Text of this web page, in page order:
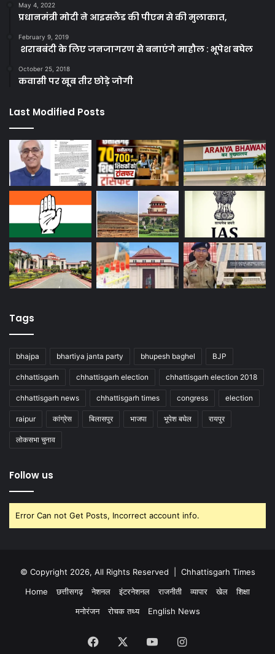
May 4, 2022
प्रधानमंत्री मोदी ने आइसलैंड की पीएम से की मुलाकात,
February 9, 2019
शराबबंदी के लिए जनजागरण से बनाएंगे माहौल : भूपेश बघेल
October 25, 2018
कवासी पर खूब तीर छोड़े जोगी
Last Modified Posts
Tags
bhajpa bhartiya janta party bhupesh baghel BJP
chhattisgarh chhattisgarh election chhattisgarh election 2018
chhattisgarh news chhattisgarh times congress election
raipur कांग्रेस बिलासपुर भाजपा भूपेश बघेल रायपुर
लोकसभा चुनाव
Follow us
Error Can not Get Posts, Incorrect account info.
© Copyright 2026, All Rights Reserved | Chhattisgarh Times
Home
छत्तीसगढ़ नेशनल इंटरनेशनल राजनीती व्यापार खेल
शिक्षा
मनोरंजन
रोचक तथ्य English News
Facebook YouTubeInstagram